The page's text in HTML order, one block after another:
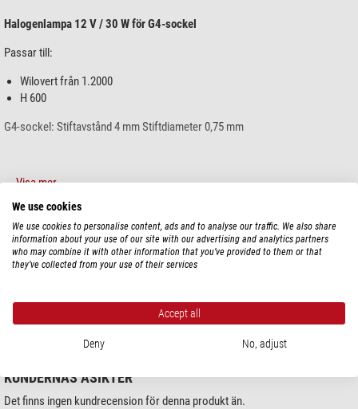
Halogenlampa 12 V / 30 W för G4-sockel
Passar till:
Wilovert från 1.2000
H 600
G4-sockel: Stiftavstånd 4 mm Stiftdiameter 0,75 mm
Visa mer...
TEKNISKA DATA
Tillverkare:
Helmut Hund GmbH, Artur-Herzog-Str. 2, 35580 Wetzlar, DE,
KUNDERNAS ÅSIKTER
Det finns ingen kundrecension för denna produkt än.
We use cookies
We use cookies to personalise content, ads and to analyse our traffic. We also share
information about your use of our site with our advertising and analytics partners
who may combine it with other information that you’ve provided to them or that
they’ve collected from your use of their services
Accept all
Deny No, adjust